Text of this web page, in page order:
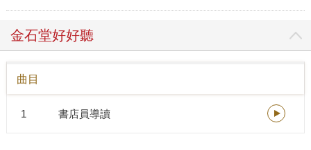
金石堂好好聽
曲目
1 書店員導讀